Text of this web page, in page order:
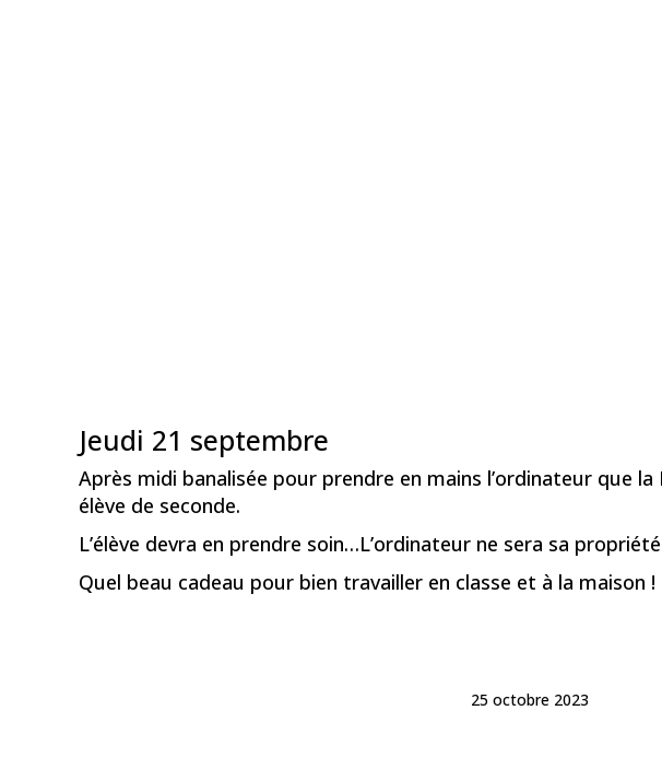
Jeudi 21 septembre
Après midi banalisée pour prendre en mains l’ordinateur que
élève de seconde.
L’élève devra en prendre soin…L’ordinateur ne sera sa
Quel beau cadeau pour bien travailler en classe et à la maison !
25 octobre 2023